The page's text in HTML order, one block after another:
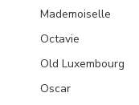
Mademoiselle
Octavie
Old Luxembourg
Oscar